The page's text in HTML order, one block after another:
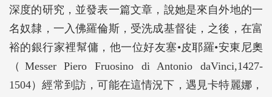
深度的研究，並發表一篇文章，說她是來自外地的一
名奴隸，一入佛羅倫斯，受洗成基督徒，之後，在富
裕的銀行家裡幫傭，他一位好友塞•皮耶羅•安東尼奧
（Messer Piero Fruosino di Antonio daVinci,1427-
1504）經常到訪，可能在這情況下，遇見卡特麗娜，